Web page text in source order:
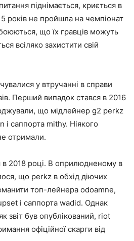
піднімається, криється в
років не пройшла на чемпіонат
що їх гравців можуть
всіляко захистити свій
у втручанні в справи
Перший випадок стався в 2016
що мідлейнер g2 perkz
і саппорта mithy. Ніякого
отримали.
в 2018 році. В оприлюдненому в
що perkz в обхід діючих
топ-лейнера odoamne,
і саппорта wadid. Однак
звіт був опублікований, riot
офіційної скарги від